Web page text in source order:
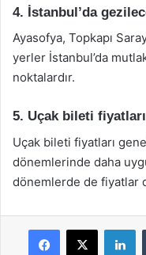
4. İstanbul’da
Ayasofya, Topkapı
yerler İstanbul’da
noktalardır.
5. Uçak bileti
Uçak bileti fiyatları
dönemlerinde daha
dönemlerde de fiyatlar
Facebook
X